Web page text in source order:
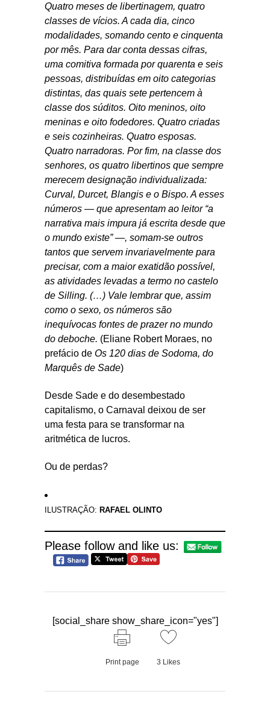
Quatro meses de libertinagem, quatro
classes de vícios. A cada dia, cinco
modalidades, somando cento e cinquenta
por mês. Para dar conta dessas cifras,
uma comitiva formada por quarenta e seis
pessoas, distribuídas em oito categorias
distintas, das quais sete pertencem à
classe dos súditos. Oito meninos, oito
meninas e oito fodedores. Quatro criadas
e seis cozinheiras. Quatro esposas.
Quatro narradoras. Por fim, na classe dos
senhores, os quatro libertinos que sempre
merecem designação individualizada:
Curval, Durcet, Blangis e o Bispo. A esses
números — que apresentam ao leitor “a
narrativa mais impura já escrita desde que
o mundo existe” —, somam-se outros
tantos que servem invariavelmente para
precisar, com a maior exatidão possível,
as atividades levadas a termo no castelo
de Silling. (…) Vale lembrar que, assim
como o sexo, os números são
inequívocas fontes de prazer no mundo
do deboche. (Eliane Robert Moraes, no
prefácio de Os 120 dias de Sodoma, do
Marquês de Sade)
Desde Sade e do desembestado
capitalismo, o Carnaval deixou de ser
uma festa para se transformar na
aritmética de lucros.
Ou de perdas?
ILUSTRAÇÃO: RAFAEL OLINTO
Please follow and like us:
[social_share show_share_icon="yes"]
Print page 3 Likes